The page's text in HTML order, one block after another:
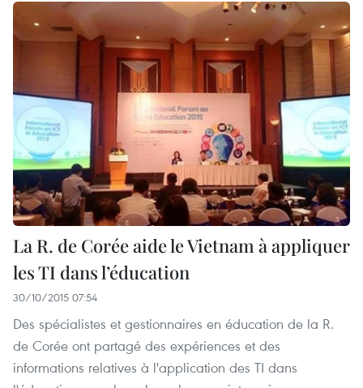
La R. de Corée aide le Vietnam à appliquer
les TI dans l’éducation
30/10/2015 07:54
Des spécialistes et gestionnaires en éducation de la R.
de Corée ont partagé des expériences et des
informations relatives à l'application des TI dans